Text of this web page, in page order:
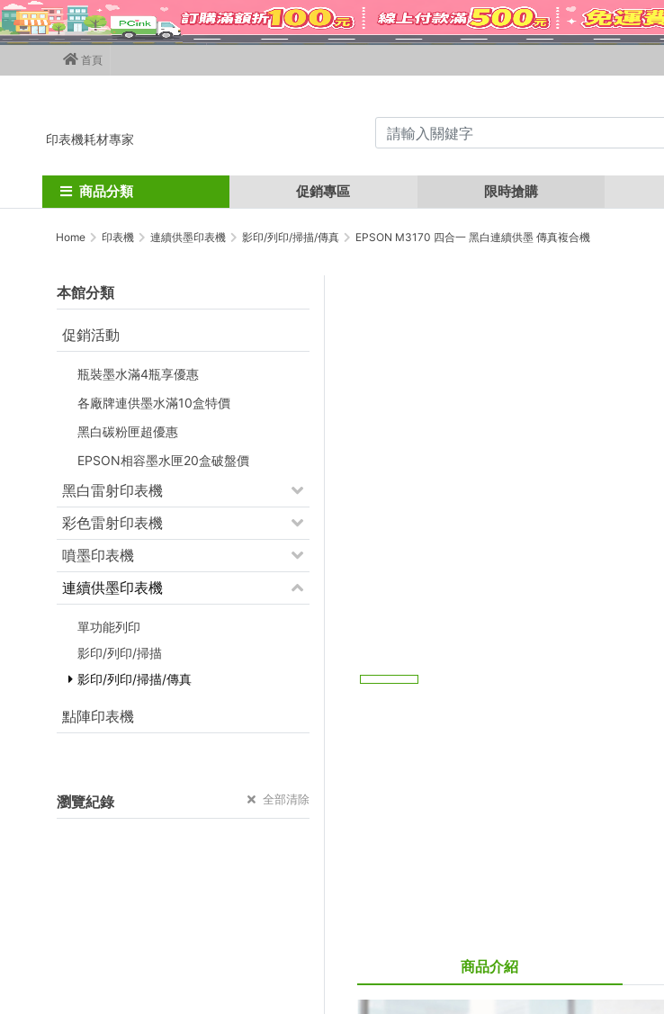
首頁
印表機耗材專家
商品分類 促銷專區 限時搶購
Home 印表機 連續供墨印表機 影印/列印/掃描/傳真 EPSON M3170 四合一 黑白連續供墨 傳真複合機
本館分類
促銷活動
瓶裝墨水滿4瓶享優惠
各廠牌連供墨水滿10盒特價
黑白碳粉匣超優惠
EPSON相容墨水匣20盒破盤價
黑白雷射印表機
彩色雷射印表機
噴墨印表機
連續供墨印表機
單功能列印
影印/列印/掃描
影印/列印/掃描/傳真
點陣印表機
瀏覽紀錄 全部清除
商品介紹